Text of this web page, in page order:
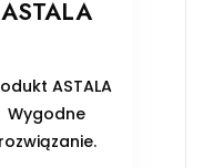
ASTALA
ASTALA
Wygodne
rozwiązanie.